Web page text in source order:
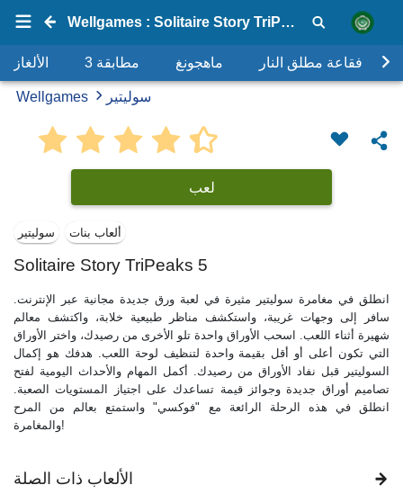
Wellgames : Solitaire Story TriPeaks 5
الألغاز مطابقة 3 ماهجونغ فقاعة مطلق النار
Wellgames سوليتير
لعب
سوليتير ألعاب بنات
Solitaire Story TriPeaks 5
انطلق في مغامرة سوليتير مثيرة في لعبة ورق جديدة مجانية عبر الإنترنت.
سافر إلى وجهات غريبة، واستكشف مناظر طبيعية خلابة، واكتشف معالم
شهيرة أثناء اللعب. اسحب الأوراق واحدة تلو الأخرى من رصيدك، واختر الأوراق
التي تكون أعلى أو أقل بقيمة واحدة لتنظيف لوحة اللعب. هدفك هو إكمال
السوليتير قبل نفاد الأوراق من رصيدك. أكمل المهام والأحداث اليومية لفتح
تصاميم أوراق جديدة وجوائز قيمة تساعدك على اجتياز المستويات الصعبة.
انطلق في هذه الرحلة الرائعة مع "فوكسي" واستمتع بعالم من المرح
والمغامرة!
الألعاب ذات الصلة